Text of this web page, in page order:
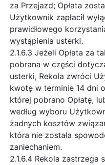
za Przejazd; Opłata
Użytkownik zapłacił
prawidłowego
wystąpienia usterki.
2.1.6.3 Jeżeli Opłata za
pobrana w części
usterki, Rekola zwróci
kwotę w terminie 14 dni
której pobrano Opłatę,
według wyboru
żadnych kosztów
która nie została
zaniechaniem.
2.1.6.4 Rekola